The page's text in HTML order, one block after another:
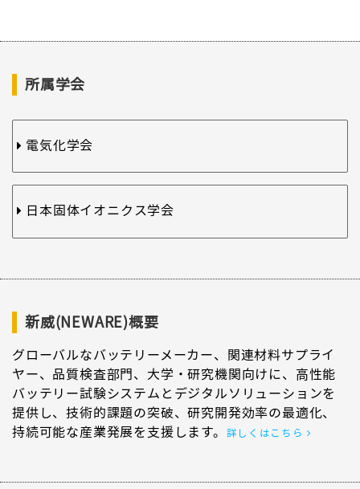
所属学会
電気化学会
日本固体イオニクス学会
新威(NEWARE)概要
グローバルなバッテリーメーカー、関連材料サプライ
ヤー、品質検査部門、大学・研究機関向けに、高性能
バッテリー試験システムとデジタルソリューションを
提供し、技術的課題の突破、研究開発効率の最適化、
持続可能な産業発展を支援します。
詳しくはこちら